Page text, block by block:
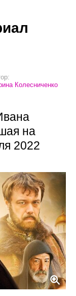
Колесниченко
на
2022